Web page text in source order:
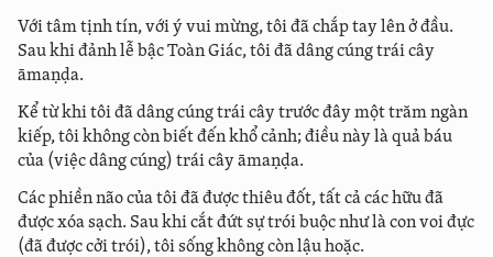
Với tâm tịnh tín, với ý vui mừng, tôi đã chắp tay lên ở đầu.
Sau khi đảnh lễ bậc Toàn Giác, tôi đã dâng cúng trái cây
āmaṇḍa.
Kể từ khi tôi đã dâng cúng trái cây trước đây một trăm ngàn
kiếp, tôi không còn biết đến khổ cảnh; điều này là quả báu
của (việc dâng cúng) trái cây āmaṇḍa.
Các phiền não của tôi đã được thiêu đốt, tất cả các hữu đã
được xóa sạch. Sau khi cắt đứt sự trói buộc như là con voi đực
(đã được cởi trói), tôi sống không còn lậu hoặc.